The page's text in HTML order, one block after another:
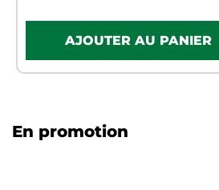
En promotion